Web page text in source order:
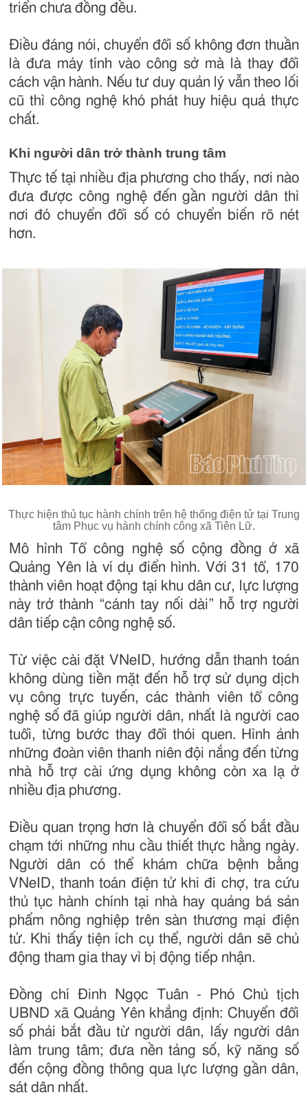
triển chưa đồng đều.
Điều đáng nói, chuyển đổi số không đơn thuần
là đưa máy tính vào công sở mà là thay đổi
cách vận hành. Nếu tư duy quản lý vẫn theo lối
cũ thì công nghệ khó phát huy hiệu quả thực
chất.
Khi người dân trở thành trung tâm
Thực tế tại nhiều địa phương cho thấy, nơi nào
đưa được công nghệ đến gần người dân thì
nơi đó chuyển đổi số có chuyển biến rõ nét
hơn.
Thực hiện thủ tục hành chính trên hệ thống điện tử tại Trung
tâm Phục vụ hành chính công xã Tiên Lữ.
Mô hình Tổ công nghệ số cộng đồng ở xã
Quảng Yên là ví dụ điển hình. Với 31 tổ, 170
thành viên hoạt động tại khu dân cư, lực lượng
này trở thành “cánh tay nối dài” hỗ trợ người
dân tiếp cận công nghệ số.
Từ việc cài đặt VNeID, hướng dẫn thanh toán
không dùng tiền mặt đến hỗ trợ sử dụng dịch
vụ công trực tuyến, các thành viên tổ công
nghệ số đã giúp người dân, nhất là người cao
tuổi, từng bước thay đổi thói quen. Hình ảnh
những đoàn viên thanh niên đội nắng đến từng
nhà hỗ trợ cài ứng dụng không còn xa lạ ở
nhiều địa phương.
Điều quan trọng hơn là chuyển đổi số bắt đầu
chạm tới những nhu cầu thiết thực hằng ngày.
Người dân có thể khám chữa bệnh bằng
VNeID, thanh toán điện tử khi đi chợ, tra cứu
thủ tục hành chính tại nhà hay quảng bá sản
phẩm nông nghiệp trên sàn thương mại điện
tử. Khi thấy tiện ích cụ thể, người dân sẽ chủ
động tham gia thay vì bị động tiếp nhận.
Đồng chí Đinh Ngọc Tuân - Phó Chủ tịch
UBND xã Quảng Yên khẳng định: Chuyển đổi
số phải bắt đầu từ người dân, lấy người dân
làm trung tâm; đưa nền tảng số, kỹ năng số
đến cộng đồng thông qua lực lượng gần dân,
sát dân nhất.